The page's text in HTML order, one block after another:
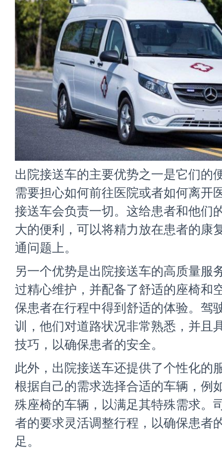
出院接送车的主要优势之一是它们的
需要担心如何前往医院或者如何离开
接送车会负责一切。这给患者和他们
大的便利，可以将精力放在患者的康
通问题上。
另一个优势是出院接送车的高质量服
过精心维护，并配备了舒适的座椅和
保患者在行程中得到舒适的体验。驾
训，他们对道路状况非常熟悉，并且
技巧，以确保患者的安全。
此外，出院接送车还提供了个性化的
根据自己的需求选择合适的车辆，例
殊座椅的车辆，以满足其特殊需求。
者的要求灵活调整行程，以确保患者
足。